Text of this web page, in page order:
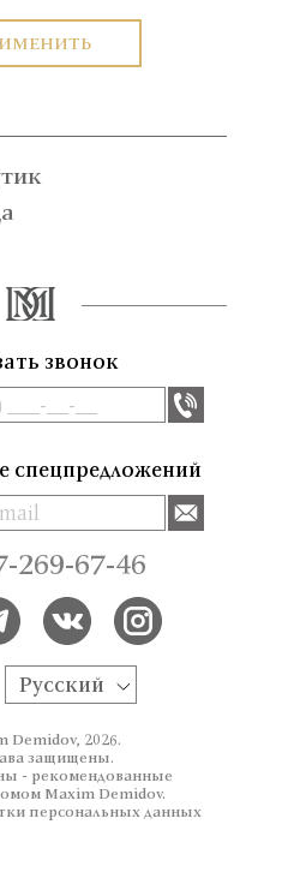
звонок
спецпредложений
269-67-46
Русский
Demidov, 2026.
защищены.
- рекомендованные
Maxim Demidov.
персональных данных